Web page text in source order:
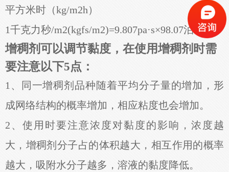
平方米时（kg/m2h）
1千克力秒/m2(kgfs/m2)=9.807pa·s×98.07泊2（P)
增稠剂可以调节黏度，在使用增稠剂时需
要注意以下5点：
1、同一增稠剂品种随着平均分子量的增加，形
成网络结构的概率增加，相应粘度也会增加。
2、使用时要注意浓度对黏度的影响，浓度越
大，增稠剂分子占的体积越大，相互作用的概率
越大，吸附水分子越多，溶液的黏度降低。